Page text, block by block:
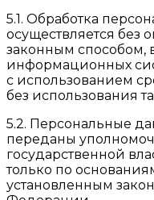
5.1. Обработка
осуществляется без
законным способом,
информационных
с использованием
без использования
5.2. Персональные
переданы
государственной
только по
установленным